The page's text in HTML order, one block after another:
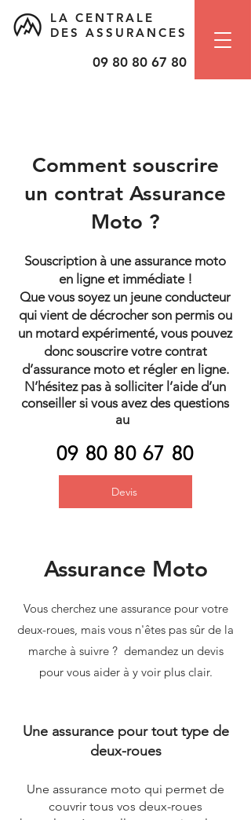
LA CENTRALE
DES ASSURANCES
09 80 80 67 80
Comment souscrire
un contrat Assurance
Moto ?
Souscription à une assurance moto
en ligne et immédiate !
Que vous soyez un jeune conducteur
qui vient de décrocher son permis ou
un motard expérimenté, vous pouvez
donc souscrire votre contrat
d’assurance moto et régler en ligne.
N’hésitez pas à solliciter l’aide d’un
conseiller si vous avez des questions
au
09 80 80 67 80
Devis
Assurance Moto
Vous cherchez une assurance pour votre
deux-roues, mais vous n'êtes pas sûr de la
marche à suivre ? demandez un devis
pour vous aider à y voir plus clair.
Une assurance pour tout type de
deux-roues
Une assurance moto qui permet de
couvrir tous vos deux-roues